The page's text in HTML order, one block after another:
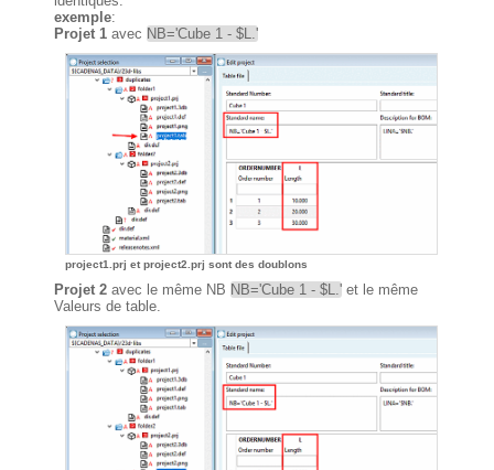
exemple:
Projet 1 avec NB='Cube 1 - $L.'
project1.prj et project2.prj sont des doublons
Projet 2 avec le même NB NB='Cube 1 - $L.' et le même
Valeurs de table.